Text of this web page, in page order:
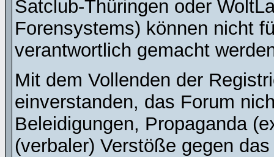
Satclub-Thüringen oder
Forensystems) können nicht
verantwortlich gemacht
Mit dem Vollenden der
einverstanden, das Forum
Beleidigungen, Propaganda
(verbaler) Verstöße gegen